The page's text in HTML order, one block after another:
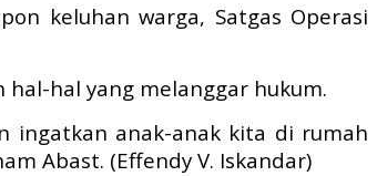
keluhan warga, Satgas Operasi
hal yang melanggar hukum.
ingatkan anak-anak kita di rumah
Abast. (Effendy V. Iskandar)